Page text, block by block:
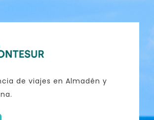
de viajes en Almadén y